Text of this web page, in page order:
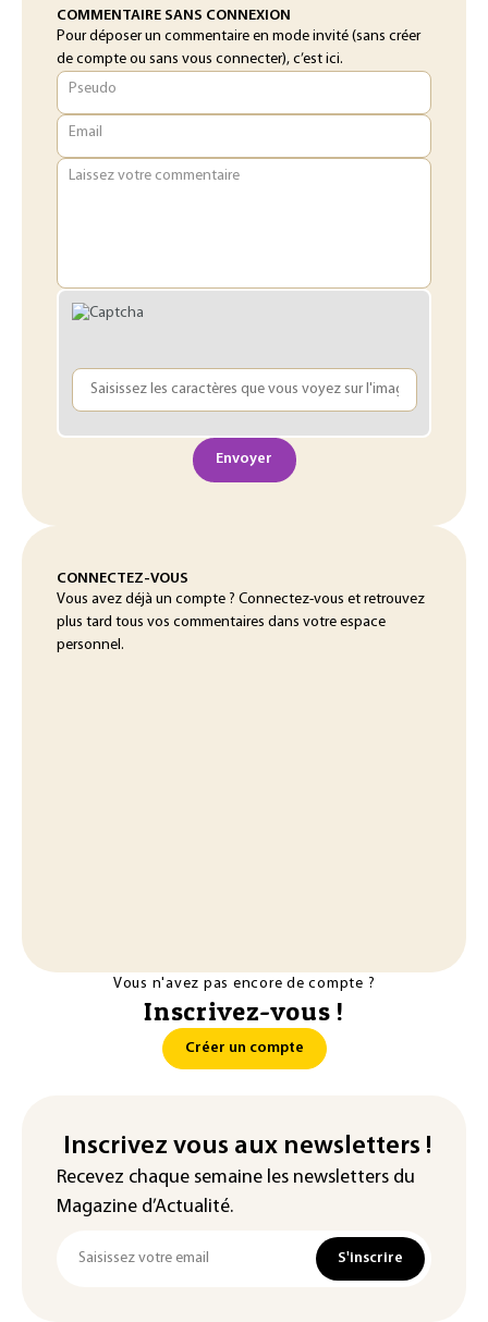
COMMENTAIRE SANS CONNEXION
Pour déposer un commentaire en mode invité (sans créer
de compte ou sans vous connecter), c’est ici.
Pseudo
Email
Laissez votre commentaire
Envoyer
CONNECTEZ-VOUS
Vous avez déjà un compte ? Connectez-vous et retrouvez
plus tard tous vos commentaires dans votre espace
personnel.
Vous n'avez pas encore de compte ?
Inscrivez-vous !
Créer un compte
Inscrivez vous aux newsletters !
Recevez chaque semaine les newsletters du
Magazine d’Actualité.
S'inscrire